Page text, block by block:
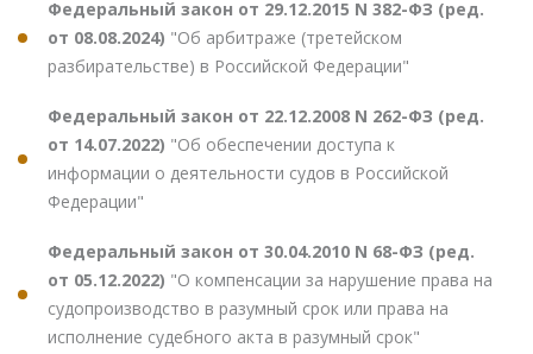
Федеральный закон от 29.12.2015 N 382-ФЗ (ред.
от 08.08.2024) "Об арбитраже (третейском
разбирательстве) в Российской Федерации"
Федеральный закон от 22.12.2008 N 262-ФЗ (ред.
от 14.07.2022) "Об обеспечении доступа к
информации о деятельности судов в Российской
Федерации"
Федеральный закон от 30.04.2010 N 68-ФЗ (ред.
от 05.12.2022) "О компенсации за нарушение права на
судопроизводство в разумный срок или права на
исполнение судебного акта в разумный срок"